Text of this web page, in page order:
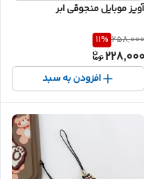
آویز موبایل منجوقی ابر
258,000
11%
228,000
افزودن به سبد